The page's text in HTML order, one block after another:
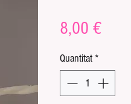
8,00 €Price
Quantitat *